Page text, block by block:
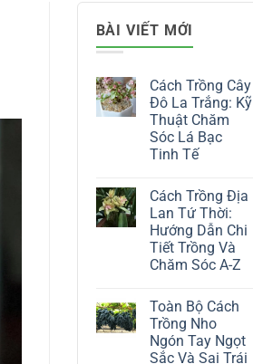
BÀI VIẾT MỚI
Cách Trồng Cây
Đô La Trắng: Kỹ
Thuật Chăm
Sóc Lá Bạc
Tinh Tế
bình
luận
ở
Cách
Trồng
Cây
Đô
Kỹ
Thuật
Chăm
Sóc
Lá
Bạc
Cách Trồng Địa
Lan Tứ Thời:
Hướng Dẫn Chi
Tiết Trồng Và
Chăm Sóc A-Z
bình
luận
Cách
Trồng
Toàn Bộ Cách
Trồng Nho
Ngón Tay Ngọt
Sắc Và Sai Trái